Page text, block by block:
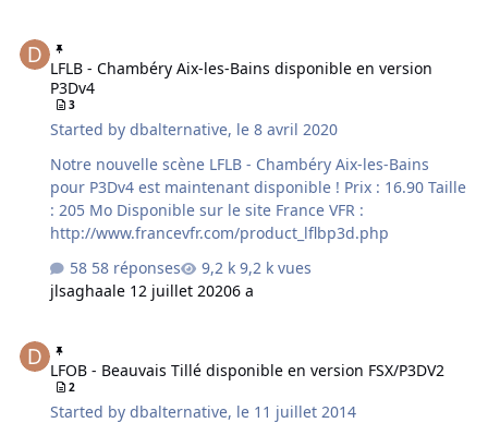
LFLB - Chambéry Aix-les-Bains disponible en version
P3Dv4
3
Started bydbalternative, le 8 avril 2020
Notre nouvelle scène LFLB - Chambéry Aix-les-Bains
pour P3Dv4 est maintenant disponible ! Prix : 16.90 Taille
: 205 Mo Disponible sur le site France VFR :
http://www.francevfr.com/product_lflbp3d.php
58 réponses
9,2 k vues
jlsaghaale 12 juillet 20206 a
LFOB - Beauvais Tillé disponible en version FSX/P3DV2
2
Started bydbalternative, le 11 juillet 2014